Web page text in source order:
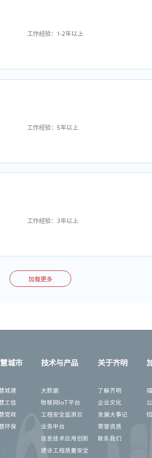
和重要客户的销售工作和客户关系维护；
调能力，强烈的结果导向和团队合作精神；
较大的工作压力。
工作经验：1-2年以上
标客户提供解决方案；
工作经验：5年以上
定实施计划。
后端协同开发模式；
全家桶开发框架；
架构设计，并落地形成开发架构；根据业务特点，提出
门和团队成员进行沟通；
工作经验：3年以上
技术特点，引导用户需求，规划、设计、制定解决方案
作。
生态环境、智慧城市、企业数字化转型等领域售前解
组织协调能力;具有较强责任心、工作计划性和主动性;
原型设计工具。
加载更多
城市 技术与产品 关于齐明
城建 大数据 了解齐明
工信 物联网loT平台 企业文化
党政 工程安全监测云 发展大事记
环保 业务中台 荣誉资质
信息技术应用创新 联系我们
建设工程质量安全